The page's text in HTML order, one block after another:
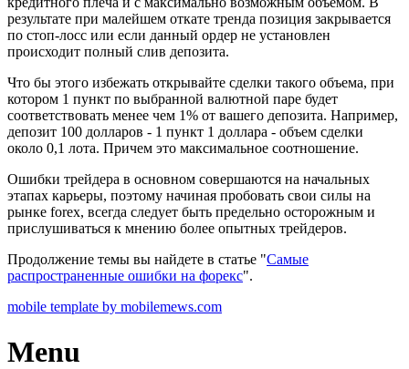
результате при малейшем откате тренда позиция закрывается
по стоп-лосс или если данный ордер не установлен
происходит полный слив депозита.
Что бы этого избежать открывайте сделки такого объема, при
котором 1 пункт по выбранной валютной паре будет
соответствовать менее чем 1% от вашего депозита. Например,
депозит 100 долларов - 1 пункт 1 доллара - объем сделки
около 0,1 лота. Причем это максимальное соотношение.
Ошибки трейдера в основном совершаются на начальных
этапах карьеры, поэтому начиная пробовать свои силы на
рынке forex, всегда следует быть предельно осторожным и
прислушиваться к мнению более опытных трейдеров.
Продолжение темы вы найдете в статье "Самые
распространенные ошибки на форекс".
mobile template by mobilemews.com
Menu